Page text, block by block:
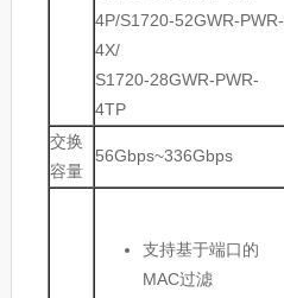
4P/S1720-52GWR-PWR-
4X/
S1720-28GWR-PWR-
4TP
交换
容量
56Gbps~336Gbps
支持基于端口的
MAC过滤